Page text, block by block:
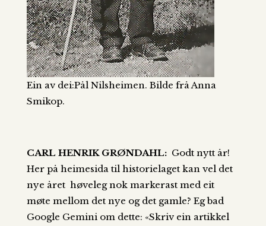
Ein av dei:Pål Nilsheimen. Bilde frå Anna
Smikop.
CARL HENRIK GRØNDAHL: Godt nytt år!
Her på heimesida til historielaget kan vel det
nye året høveleg nok markerast med eit
møte mellom det nye og det gamle? Eg bad
Google Gemini om dette: «Skriv ein artikkel